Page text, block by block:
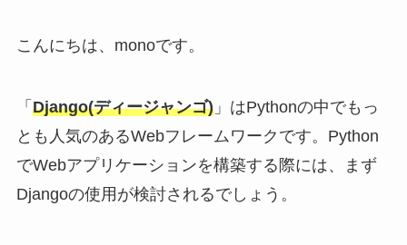
こんにちは、monoです。
「 Django(ディージャンゴ)」はPythonの中でもっ
とも人気のあるWebフレームワークです。Python
でWebアプリケーションを構築する際には、まず
Djangoの使用が検討されるでしょう。